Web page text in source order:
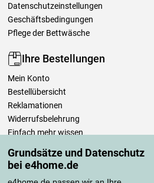
Grundsätze und Datenschutz
bei e4home.de
Datenschutzeinstellungen
Geschäftsbedingungen
Pflege der Bettwäsche
Ihre Bestellungen
Mein Konto
Bestellübersicht
Reklamationen
Widerrufsbelehrung
Einfach mehr wissen
Transportarten